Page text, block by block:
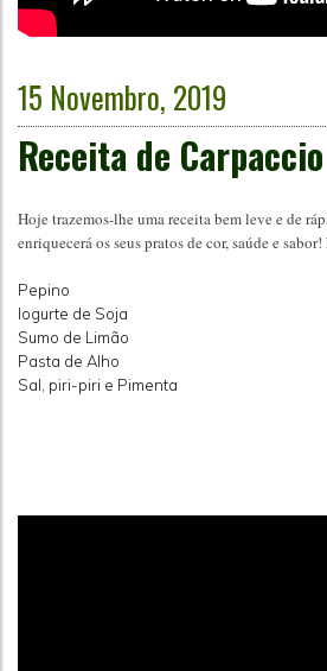
15 Novembro, 2019
Receita de
Hoje trazemos-lhe uma receita bem leve e de
enriquecerá os seus pratos de cor, saúde e
Pepino
Iogurte de Soja
Sumo de Limão
Pasta de Alho
Sal, piri-piri e Pimenta